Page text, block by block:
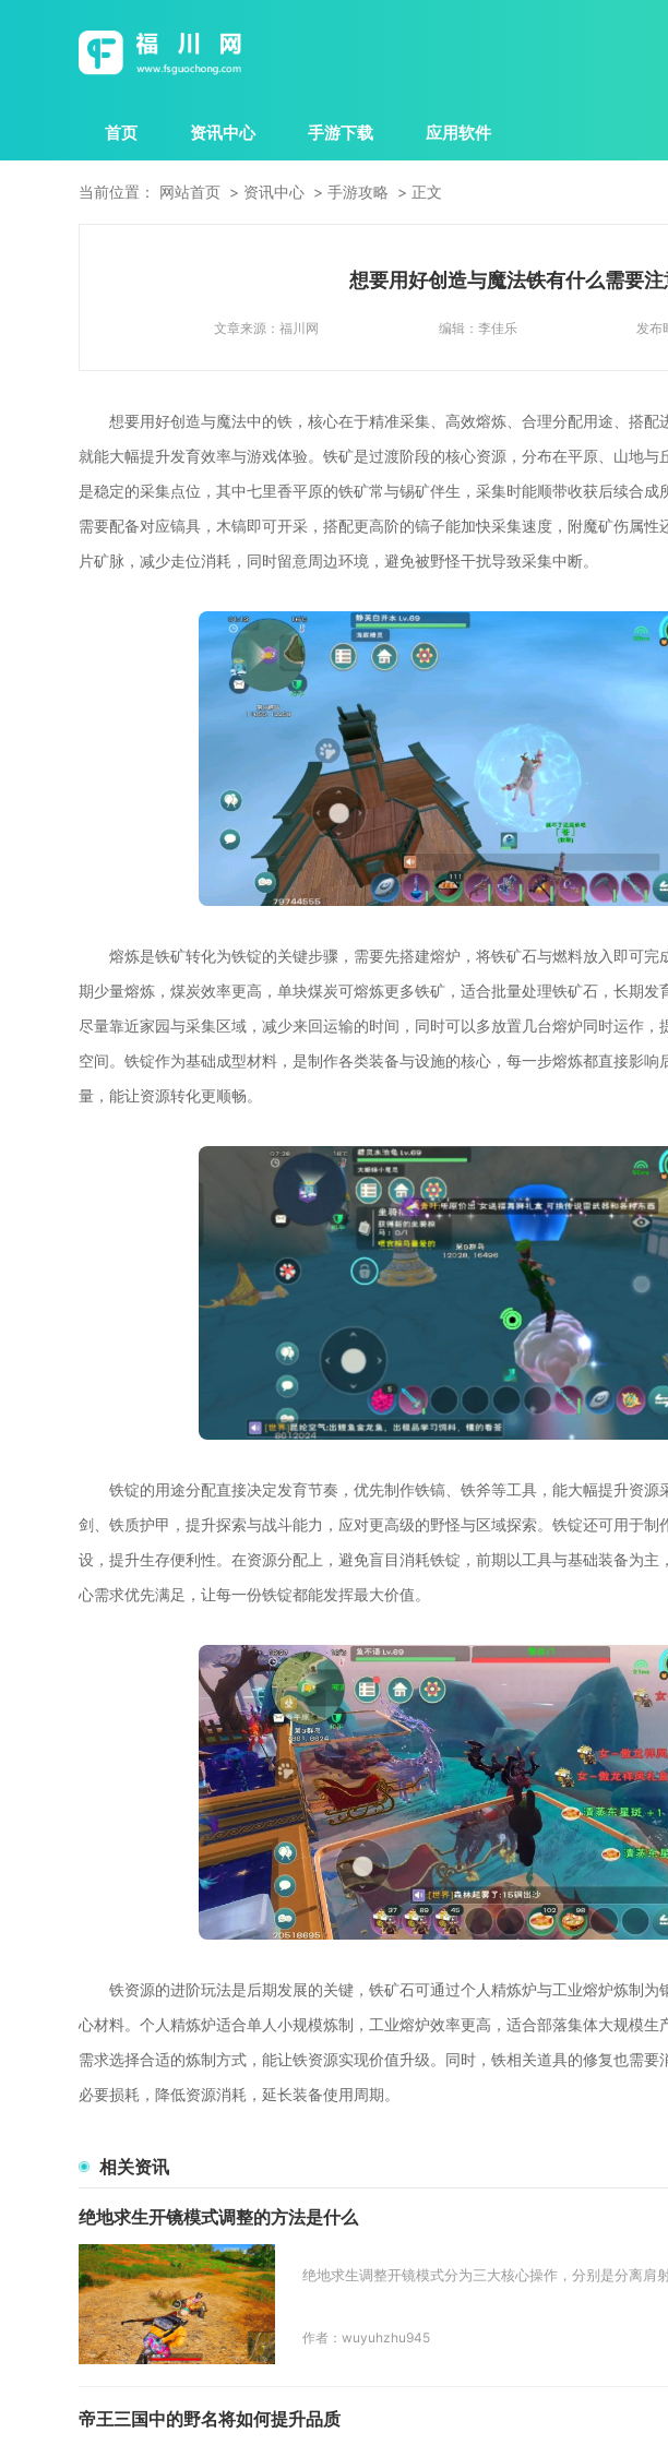
首页 资讯中心 手游下载 应用软件
当前位置： 网站首页 资讯中心 手游攻略 正文
想要用好创造与魔法铁有什么需要
文章来源： 福川网 编辑： 李佳乐 发布
想要用好创造与魔法中的铁，核心在于精准采集、高效熔炼、合理分配用途、搭
就能大幅提升发育效率与游戏体验。铁矿是过渡阶段的核心资源，分布在平原、山地
是稳定的采集点位，其中七里香平原的铁矿常与锡矿伴生，采集时能顺带收获后续合
需要配备对应镐具，木镐即可开采，搭配更高阶的镐子能加快采集速度，附魔矿伤属
片矿脉，减少走位消耗，同时留意周边环境，避免被野怪干扰导致采集中断。
熔炼是铁矿转化为铁锭的关键步骤，需要先搭建熔炉，将铁矿石与燃料放入即可
期少量熔炼，煤炭效率更高，单块煤炭可熔炼更多铁矿，适合批量处理铁矿石，长期
尽量靠近家园与采集区域，减少来回运输的时间，同时可以多放置几台熔炉同时运作
空间。铁锭作为基础成型材料，是制作各类装备与设施的核心，每一步熔炼都直接影
量，能让资源转化更顺畅。
铁锭的用途分配直接决定发育节奏，优先制作铁镐、铁斧等工具，能大幅提升资
剑、铁质护甲，提升探索与战斗能力，应对更高级的野怪与区域探索。铁锭还可用于
设，提升生存便利性。在资源分配上，避免盲目消耗铁锭，前期以工具与基础装备为
心需求优先满足，让每一份铁锭都能发挥最大价值。
铁资源的进阶玩法是后期发展的关键，铁矿石可通过个人精炼炉与工业熔炉炼制
心材料。个人精炼炉适合单人小规模炼制，工业熔炉效率更高，适合部落集体大规模
需求选择合适的炼制方式，能让铁资源实现价值升级。同时，铁相关道具的修复也需
必要损耗，降低资源消耗，延长装备使用周期。
相关资讯
绝地求生开镜模式调整的方法是什么
绝地求生调整开镜模式分为三大核心操作，分别是分离
作者：wuyuhzhu945
帝王三国中的野名将如何提升品质